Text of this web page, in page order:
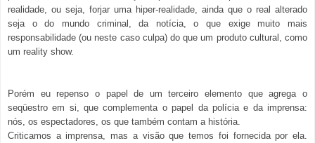
realidade, ou seja, forjar uma hiper-realidade, ainda que o real alterado
seja o do mundo criminal, da notícia, o que exige muito mais
responsabilidade (ou neste caso culpa) do que um produto cultural, como
um reality show.
Porém eu repenso o papel de um terceiro elemento que agrega o
seqüestro em si, que complementa o papel da polícia e da imprensa:
nós, os espectadores, os que também contam a história.
Criticamos a imprensa, mas a visão que temos foi fornecida por ela.